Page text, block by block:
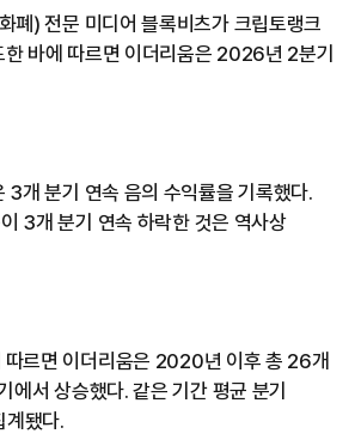
폐) 전문 미디어 블록비츠가 크립토랭크
한 바에 따르면 이더리움은 2026년 2분기
3개 분기 연속 음의 수익률을 기록했다.
3개 분기 연속 하락한 것은 역사상
따르면 이더리움은 2020년 이후 총 26개
에서 상승했다. 같은 기간 평균 분기
계됐다.